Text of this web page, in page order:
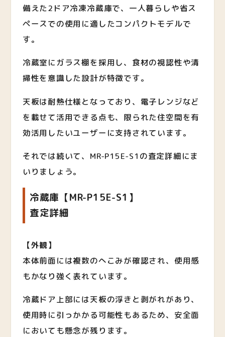
備えた2ドア冷凍冷蔵庫で、一人暮らしや省ス
ペースでの使用に適したコンパクトモデルで
す。
冷蔵室にガラス棚を採用し、食材の視認性や清
掃性を意識した設計が特徴です。
天板は耐熱仕様となっており、電子レンジなど
を載せて活用できる点も、限られた住空間を有
効活用したいユーザーに支持されています。
それでは続いて、MR-P15E-S1の査定詳細にま
いりましょう。
冷蔵庫【MR-P15E-S1】
査定詳細
【外観】
本体前面には複数のへこみが確認され、使用感
もかなり強く表れています。
冷蔵ドア上部には天板の浮きと剥がれがあり、
使用時に引っかかる可能性もあるため、安全面
においても懸念が残ります。